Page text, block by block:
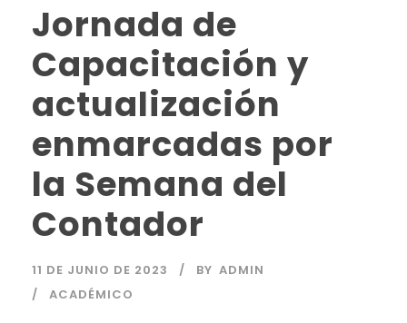
Jornada de
Capacitación y
actualización
enmarcadas por
la Semana del
Contador
11 DE JUNIO DE 2023 BY ADMIN
ACADÉMICO